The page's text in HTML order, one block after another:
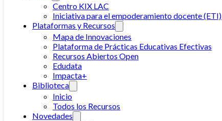
Centro KIX LAC
Iniciativa para el empoderamiento docente (ETI)
Plataformas y Recursos
Mapa de Innovaciones
Plataforma de Prácticas Educativas Efectivas
Recursos Abiertos Open
Edudata
Impacta+
Biblioteca
Inicio
Todos los Recursos
Novedades